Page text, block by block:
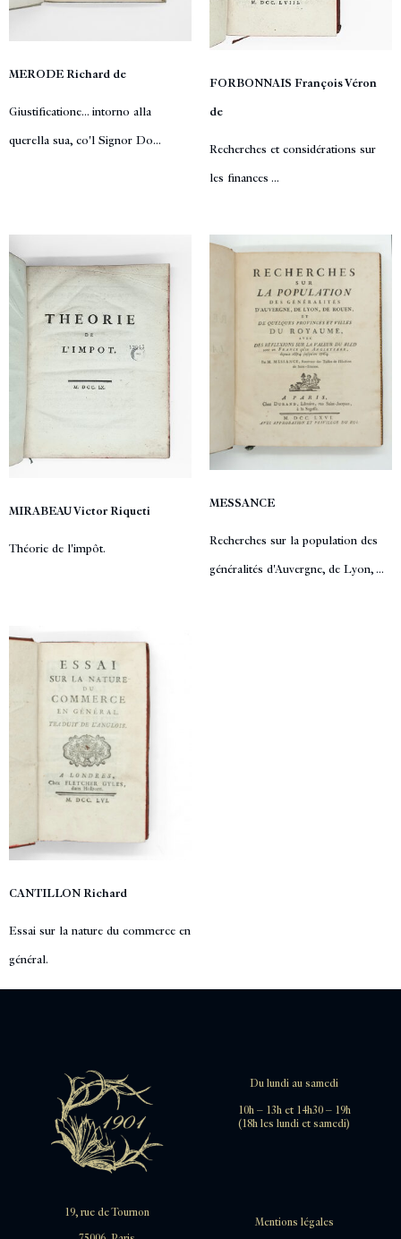
MERODE Richard de
Giustificatione... intorno alla
querella sua, co'l Signor Do...
FORBONNAIS François Véron
de
Recherches et considérations sur
les finances ...
MIRABEAU Victor Riqueti
Théorie de l'impôt.
MESSANCE
Recherches sur la population des
généralités d'Auvergne, de Lyon, ...
CANTILLON Richard
Essai sur la nature du commerce en
général.
Du lundi au samedi
10h – 13h et 14h30 – 19h
(18h les lundi et samedi)
19, rue de Tournon
Mentions légales